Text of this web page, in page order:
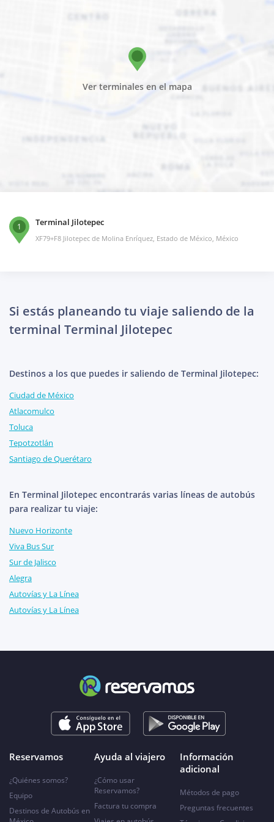
Ver terminales en el mapa
1 Terminal Jilotepec
XF79+F8 Jilotepec de Molina Enríquez, Estado de México, México
Si estás planeando tu viaje saliendo de la
terminal Terminal Jilotepec
Destinos a los que puedes ir saliendo de Terminal Jilotepec:
Ciudad de México
Atlacomulco
Toluca
Tepotzotlán
Santiago de Querétaro
En Terminal Jilotepec encontrarás varias líneas de autobús
para realizar tu viaje:
Nuevo Horizonte
Viva Bus Sur
Sur de Jalisco
Alegra
Autovías y La Línea
Autovías y La Línea
Reservamos
¿Quiénes somos?
Equipo
Destinos de Autobús en
Ayuda al viajero
¿Cómo usar
Reservamos?
Factura tu compra
Información
adicional
Métodos de pago
Preguntas frecuentes